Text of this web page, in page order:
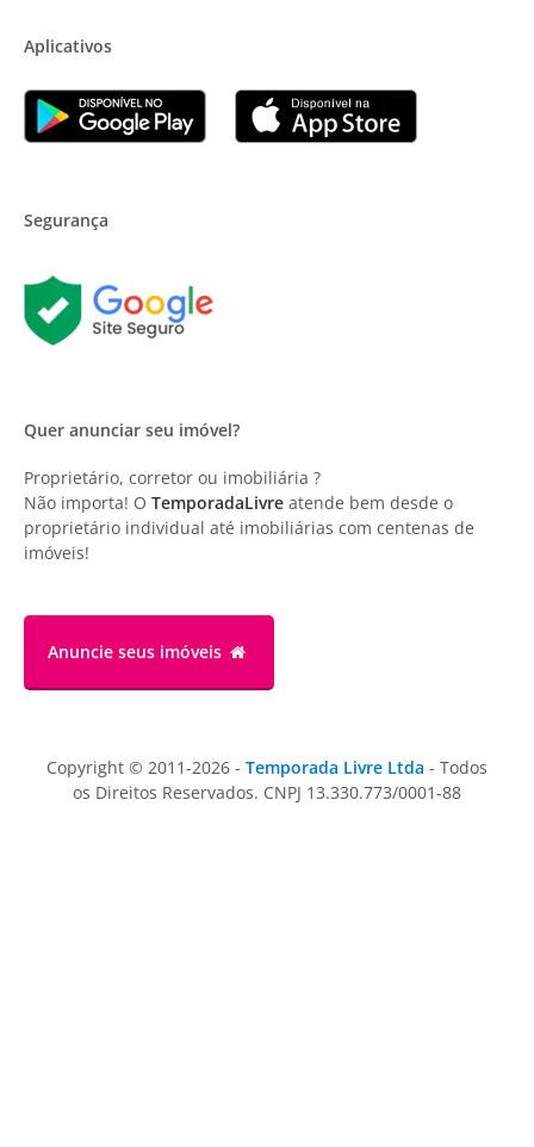
Aplicativos
Segurança
Quer anunciar seu imóvel?
Proprietário, corretor ou imobiliária ?
Não importa! O TemporadaLivre atende bem desde o
proprietário individual até imobiliárias com centenas de
imóveis!
Anuncie seus imóveis
Copyright © 2011-2026 - Temporada Livre Ltda - Todos
os Direitos Reservados. CNPJ 13.330.773/0001-88